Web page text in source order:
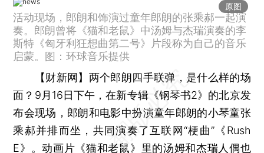
原图
活动现场，郎朗和饰演过童年郎朗的张乘郝一起演
奏。郎朗曾将《猫和老鼠》中汤姆与杰瑞演奏的李
斯特《匈牙利狂想曲第二号》片段称为自己的音乐
启蒙。图：环球音乐提供
【财新网】 两个郎朗四手联弹，是什么样的场
面？9月16日下午，在新专辑《钢琴书2》的北京发
布会现场，郎朗和电影中扮演童年郎朗的小琴童张
乘郝并排而坐，共同演奏了互联网“梗曲”《Rush
E》。动画片《猫和老鼠》里的汤姆和杰瑞人偶也